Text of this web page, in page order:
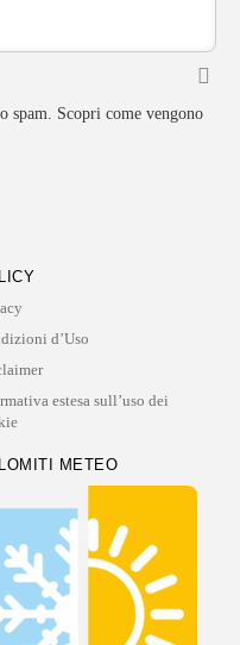
spam. Scopri come vengono
d’Uso
estesa sull’uso dei
METEO